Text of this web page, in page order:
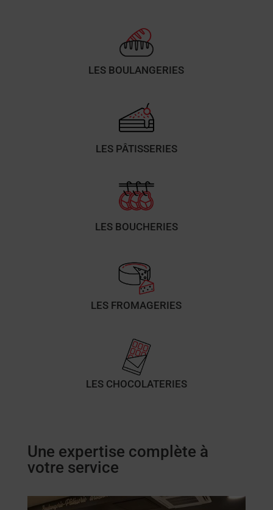
LES BOULANGERIES
LES PÂTISSERIES
LES BOUCHERIES
LES FROMAGERIES
LES CHOCOLATERIES
Une expertise complète à
votre service